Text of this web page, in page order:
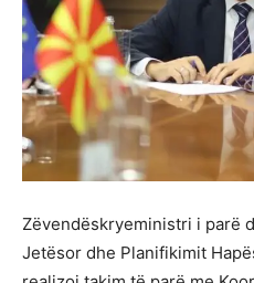
Zëvendëskryeministri i parë
Jetësor dhe Planifikimit